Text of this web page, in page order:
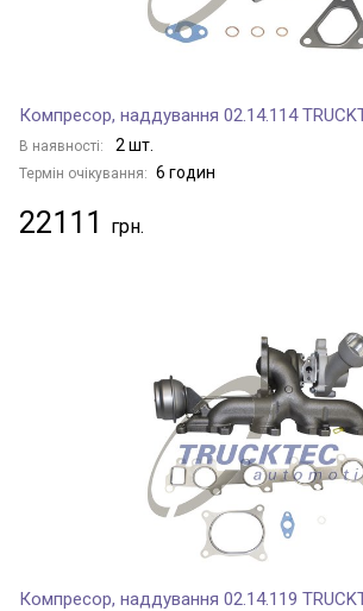
Компресор, наддування 02.14.114
В наявності: 2 шт.
Термін очікування: 6 годин
22111
Компресор, наддування 02.14.119